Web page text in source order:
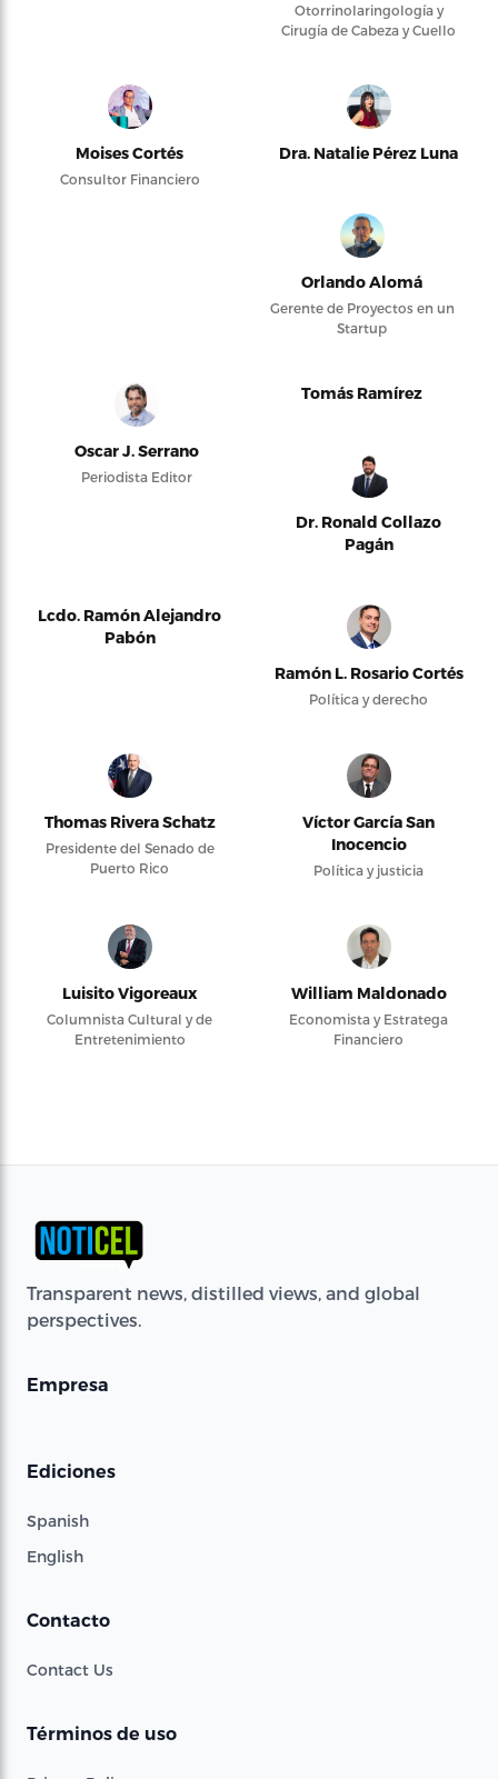
Otorrinolaringología y
Cirugía de Cabeza y Cuello
Moises Cortés
Consultor Financiero
Dra. Natalie Pérez Luna
Orlando Alomá
Gerente de Proyectos en un
Startup
Oscar J. Serrano
Periodista Editor
Tomás Ramírez
Dr. Ronald Collazo
Pagán
Lcdo. Ramón Alejandro
Pabón
Ramón L. Rosario Cortés
Política y derecho
Thomas Rivera Schatz
Presidente del Senado de
Puerto Rico
Víctor García San
Inocencio
Política y justicia
Luisito Vigoreaux
Columnista Cultural y de
Entretenimiento
William Maldonado
Economista y Estratega
Financiero
Transparent news, distilled views, and global
perspectives.
Empresa
Ediciones
Spanish
English
Contacto
Contact Us
Términos de uso